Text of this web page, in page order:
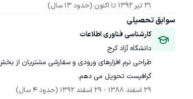
31 تیر 1392
تا اکنون (حدود 13 سال)
سوابق تحصیلی
کارشناسی فناوری اطلاعات
دانشگاه آزاد کرج
طراحی نرم افزارهای ورودی و سفارشی مشتریان از
گرافیست تحویل می دهم.
29 اسفند 1388
- 29 اسفند 1392 (حدود 4 سال)